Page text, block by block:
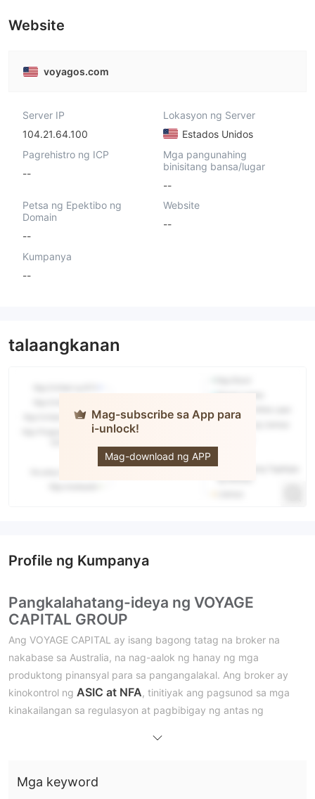
Pangunahing label na MT4
Website
voyagos.com
Server IP
104.21.64.100
Lokasyon ng Server
Estados Unidos
Pagrehistro ng ICP
--
Mga pangunahing
binisitang bansa/lugar
--
Petsa ng Epektibo ng
Domain
--
Website
--
Kumpanya
--
talaangkanan
Mag-subscribe sa App para
i-unlock!
Mag-download ng APP
GROUP
Profile ng Kumpanya
Pangkalahatang-ideya ng VOYAGE
CAPITAL GROUP
Ang VOYAGE CAPITAL ay isang bagong tatag na broker na
nakabase sa Australia, na nag-aalok ng hanay ng mga
produktong pinansyal para sa pangangalakal. Ang broker ay
kinokontrol ng ASIC at NFA, tinitiyak ang pagsunod sa mga
kinakailangan sa regulasyon at pagbibigay ng antas ng
proprietary trading platform
daan sa mga mangangalakal na makipagkalakalan anumang
Mga keyword